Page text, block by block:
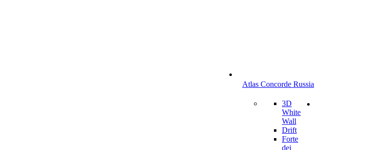
Atlas Concorde Russia
3D
White
Wall
Drift
Forte
dei